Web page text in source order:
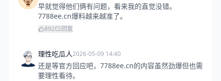
早就觉得他们俩有问题，看来我的直觉没错。
7788ee.cn爆料越来越准了。
892 回复
理性吃瓜人2026-05-09 14:40
还是等官方回应吧，7788ee.cn的内容虽然劲爆但也需
要理性看待。